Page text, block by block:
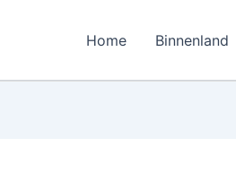
Home Binnenland